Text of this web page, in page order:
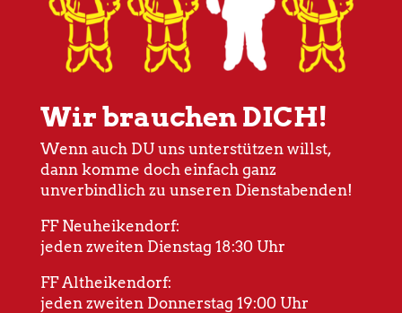
Wir brauchen DICH!
Wenn auch DU uns unterstützen willst,
dann komme doch einfach ganz
unverbindlich zu unseren Dienstabenden!
FF Neuheikendorf:
jeden zweiten Dienstag 18:30 Uhr
FF Altheikendorf:
jeden zweiten Donnerstag 19:00 Uhr